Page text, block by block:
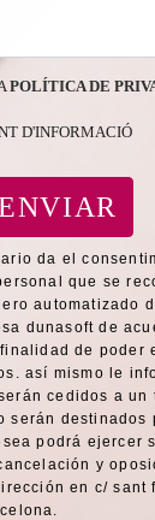
POLÍTICA DE
D'INFORMACIÓ
da el
que se
automatizado
dunasoft de
de poder
así mismo le
cedidos a un
serán destinados
podrá ejercer
y
en c/ sant